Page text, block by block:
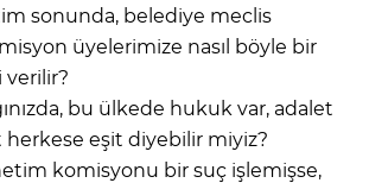
sonunda, belediye meclis
üyelerimize nasıl böyle bir
verilir?
bu ülkede hukuk var, adalet
herkese eşit diyebilir miyiz?
komisyonu bir suç işlemişse,